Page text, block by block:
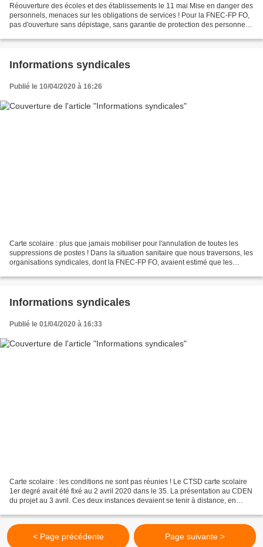
Réouverture des écoles et des établissements le 11 mai Mise en danger des
personnels, menaces sur les obligations de services ! Pour la FNEC-FP FO,
pas d'ouverture sans dépistage, sans garantie de protection des personnels
Informations syndicales
Publié le 10/04/2020 à 16:26
Carte scolaire : plus que jamais mobiliser pour l'annulation de toutes les
suppressions de postes ! Dans la situation sanitaire que nous traversons, les
organisations syndicales, dont la FNEC-FP FO, avaient estimé que les
Informations syndicales
Publié le 01/04/2020 à 16:33
Carte scolaire : les conditions ne sont pas réunies ! Le CTSD carte scolaire
1er degré avait été fixé au 2 avril 2020 dans le 35. La présentation au CDEN
du projet au 3 avril. Ces deux instances devaient se tenir à distance, en
< Page précédente Page suivante >